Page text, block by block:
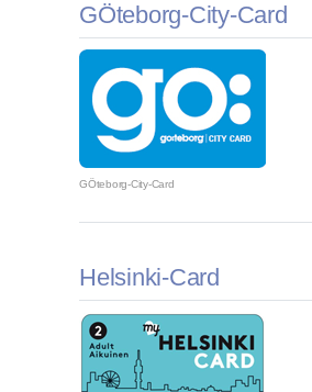
GÖteborg-City-Card
GÖteborg-City-Card
Helsinki-Card